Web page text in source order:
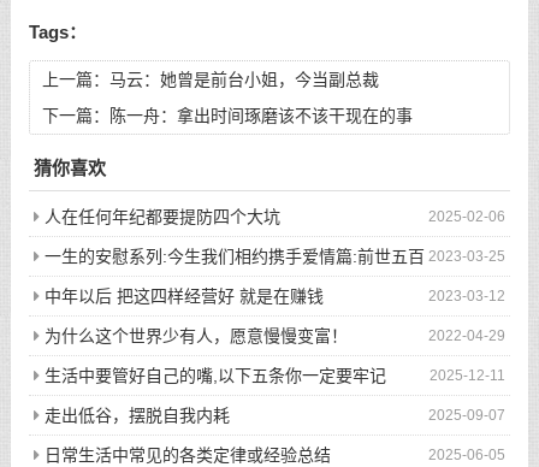
Tags：
上一篇： 马云：她曾是前台小姐，今当副总裁
下一篇：
陈一舟：拿出时间琢磨该不该干现在的事
猜你喜欢
2025-02-06
人在任何年纪都要提防四个大坑
2023-03-25
一生的安慰系列:今生我们相约携手爱情篇:前世五百
次的回眸才换来今生的相遇
2023-03-12
中年以后 把这四样经营好 就是在赚钱
2022-04-29
为什么这个世界少有人，愿意慢慢变富！
2025-12-11
生活中要管好自己的嘴,以下五条你一定要牢记
2025-09-07
走出低谷，摆脱自我内耗
2025-06-05
日常生活中常见的各类定律或经验总结